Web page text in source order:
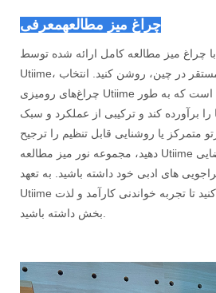
چراغ میز مطالعهمعرفی
چراغ میز مطالعه کامل ارائه شده توسط
Utiime، یک تامین کننده معتبر مستقر در چین، روشن کنید. انتخاب
چراغ‌های رومیزی Utiime به گونه‌ای طراحی شده است که به طور
برآورده کند و ترکیبی از عملکرد و سبک
متمرکز یا روشنایی قابل تنظیم را ترجیح
دهید، مجموعه نور میز مطالعه Utiime تضمین می کند که فضایی
های ادبی خود داشته باشید. به تعهد
Utiime به کیفیت و نوآوری اعتماد کنید تا تجربه خواندنی کارآمد و لذت
بخش داشته باشید.